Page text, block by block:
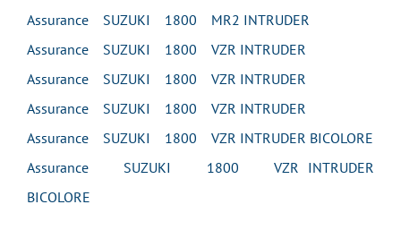
Assurance SUZUKI 1800 MR2 INTRUDER
Assurance SUZUKI 1800 VZR INTRUDER
Assurance SUZUKI 1800 VZR INTRUDER
Assurance SUZUKI 1800 VZR INTRUDER
Assurance SUZUKI 1800 VZR INTRUDER BICOLORE
Assurance SUZUKI 1800 VZR INTRUDER
BICOLORE